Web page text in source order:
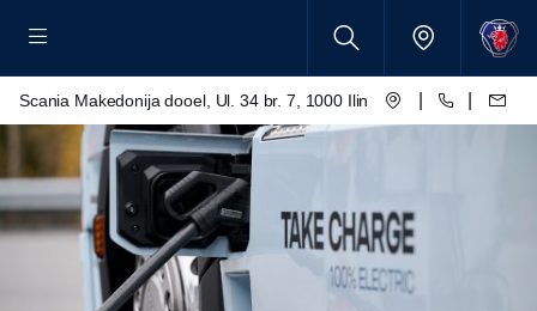
Scania Makedonija dooel, Ul. 34 br. 7, 1000 Ilinden – Skopje